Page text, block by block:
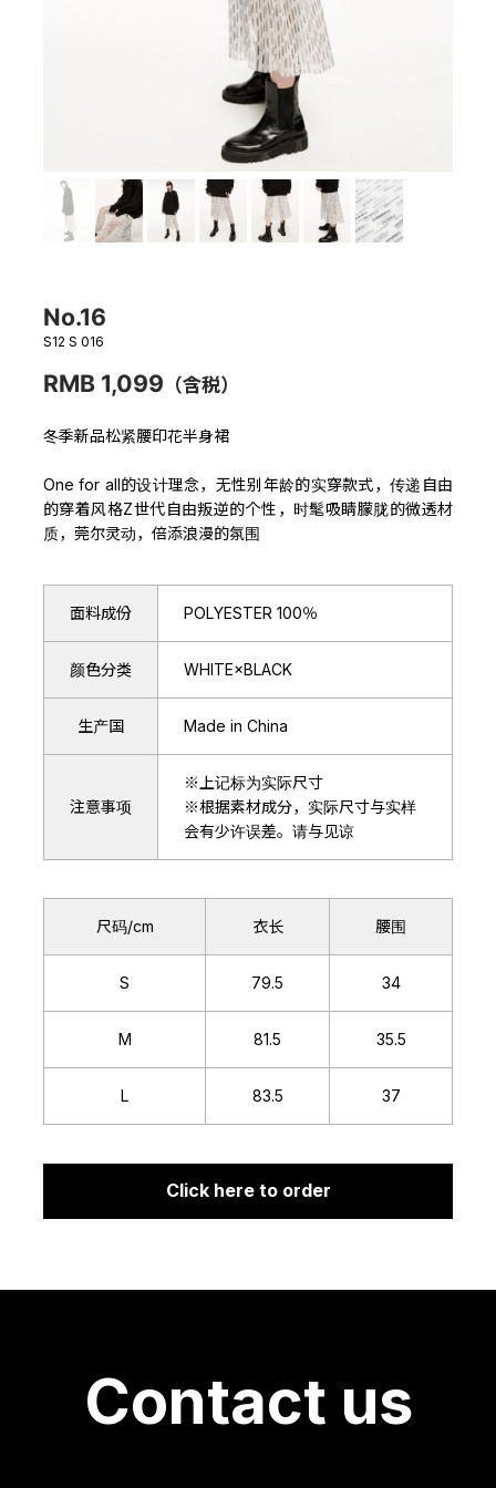
No.16
S12 S 016
RMB 1,099 （含税）
冬季新品松紧腰印花半身裙
One for all的设计理念，无性别年龄的实穿款式，传递自由
的穿着风格Z世代自由叛逆的个性，时髦吸睛朦胧的微透材
质，莞尔灵动，倍添浪漫的氛围
面料成份 POLYESTER 100％
颜色分类 WHITE×BLACK
生产国 Made in China
注意事项
※上记标为实际尺寸
※根据素材成分，实际尺寸与实样
会有少许误差。请与见谅
尺码/cm 衣长 腰围
S 79.5 34
M 81.5 35.5
L 83.5 37
Click here to order
Contact us